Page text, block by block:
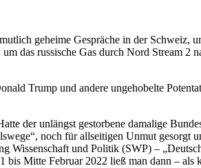
geheime Gespräche in der Schweiz,
das russische Gas durch Nord Stream
Trump und andere ungehobelte
der unlängst gestorbene damalige
noch für allseitigen Unmut gesorgt
und Politik (SWP) –
Mitte Februar 2022 ließ man dann – als